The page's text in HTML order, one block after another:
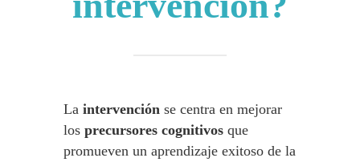
La intervención se centra en mejorar
los precursores cognitivos que
promueven un aprendizaje exitoso de la